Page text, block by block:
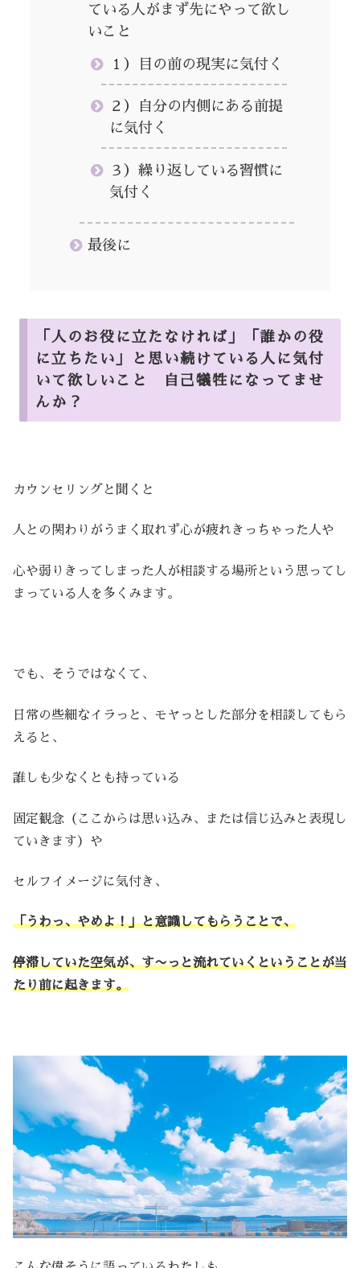
ている人がまず先にやって欲し
いこと
１）目の前の現実に気付く
２）自分の内側にある前提
に気付く
３）繰り返している習慣に
気付く
最後に
「人のお役に立たなければ」「誰かの役
に立ちたい」と思い続けている人に気付
いて欲しいこと 自己犠牲になってませ
んか？
カウンセリングと聞くと
人との関わりがうまく取れず心が疲れきっちゃった人や
心や弱りきってしまった人が相談する場所という思ってし
まっている人を多くみます。
でも、そうではなくて、
日常の些細なイラっと、モヤっとした部分を相談してもら
えると、
誰しも少なくとも持っている
固定観念（ここからは思い込み、または信じ込みと表現し
ていきます）や
セルフイメージに気付き、
「うわっ、やめよ！」と意識してもらうことで、
停滞していた空気が、す〜っと流れていくということが当
たり前に起きます。